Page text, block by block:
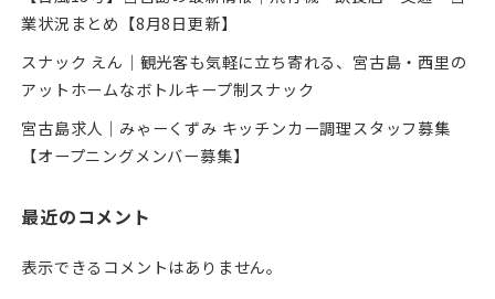
業状況まとめ【8月8日更新】
スナック えん｜観光客も気軽に立ち寄れる、宮古島・西里の
アットホームなボトルキープ制スナック
宮古島求人｜みゃーくずみ キッチンカー調理スタッフ募集
【オープニングメンバー募集】
最近のコメント
表示できるコメントはありません。